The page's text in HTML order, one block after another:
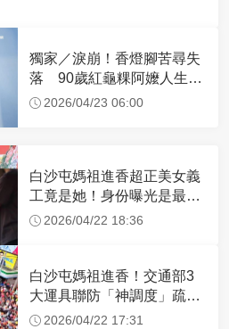
獨家／淚崩！香燈腳苦尋失
落 90歲紅龜粿阿嬤人生謝
幕2026/04/23 06:00
白沙屯媽祖進香超正美女義
工竟是她！身份曝光是最美
禮生 一輩子不結婚
2026/04/22 18:36
白沙屯媽祖進香！交通部3
大運具聯防「神調度」疏運
32.1萬創新高
2026/04/22 17:31